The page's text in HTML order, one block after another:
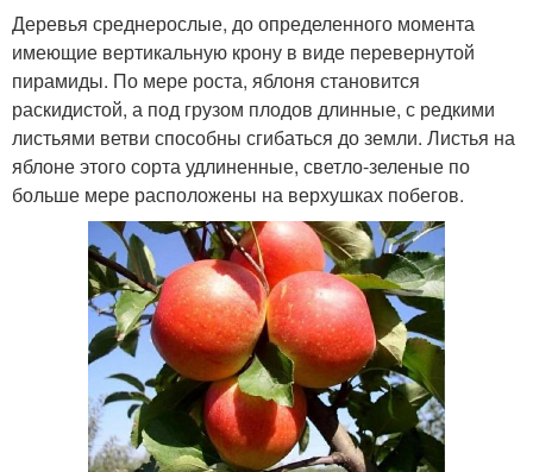
Деревья среднерослые, до определенного момента
имеющие вертикальную крону в виде перевернутой
пирамиды. По мере роста, яблоня становится
раскидистой, а под грузом плодов длинные, с редкими
листьями ветви способны сгибаться до земли. Листья на
яблоне этого сорта удлиненные, светло-зеленые по
больше мере расположены на верхушках побегов.